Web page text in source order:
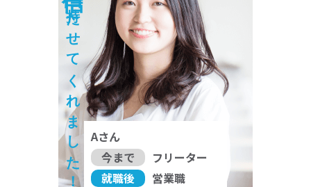
を持たせてくれました！
Aさん
今まで
フリーター
就職後
営業職